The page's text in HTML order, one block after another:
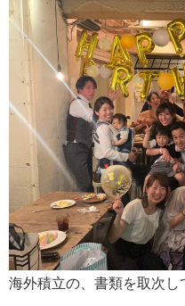
海外積立の、書類を取次し